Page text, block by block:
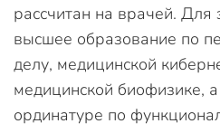
рассчитан на врачей. Для
высшее образование по
делу, медицинской
медицинской биофизике,
ординатуре по